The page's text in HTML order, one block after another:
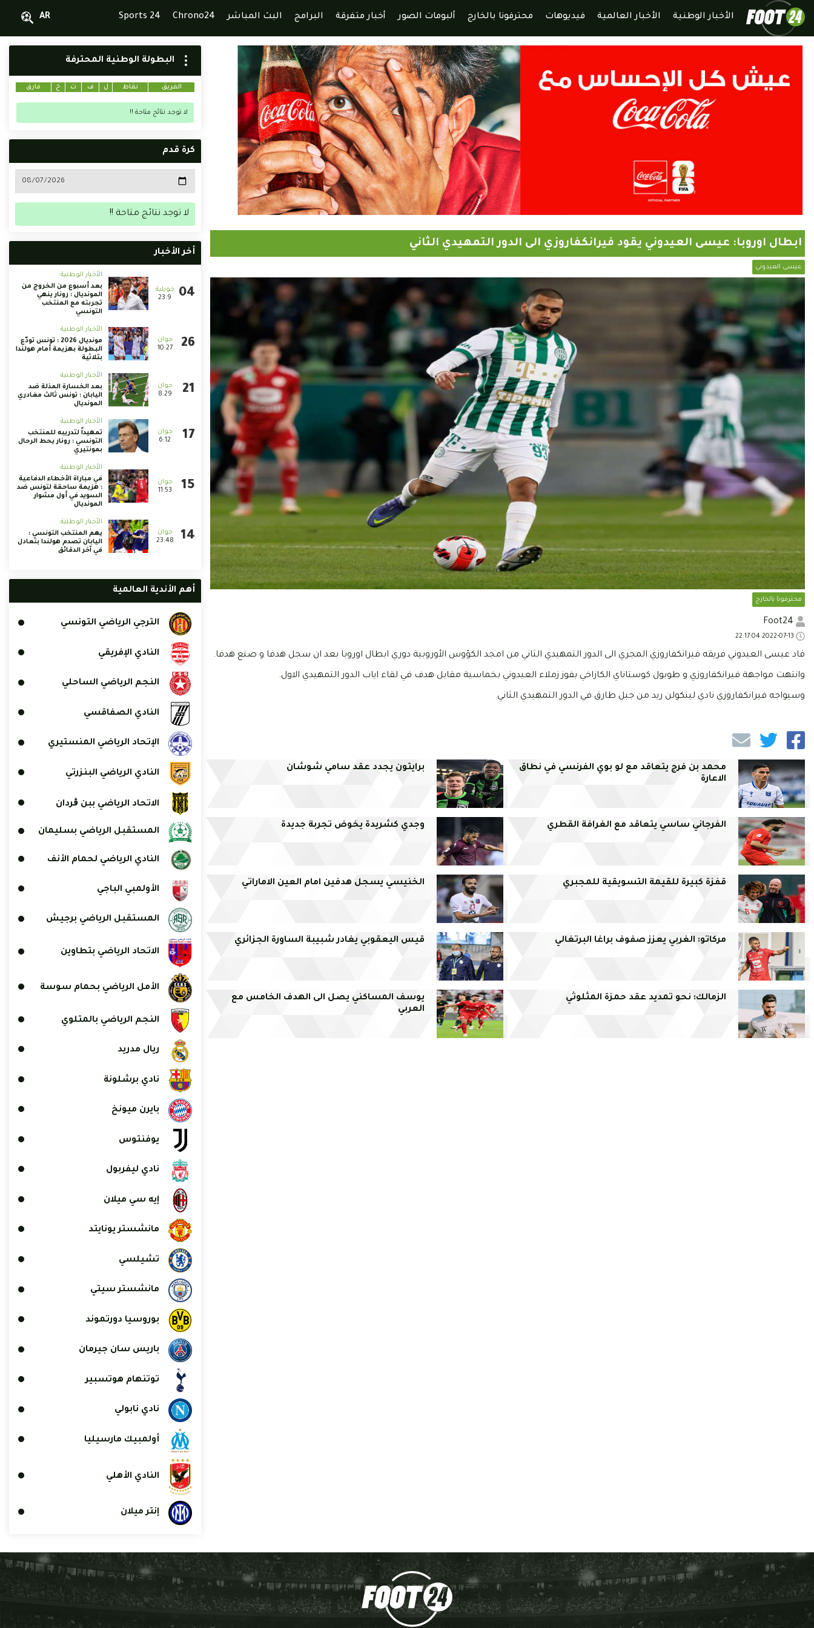
الأخبار الوطنية الأخبار العالمية فيديوهات محترفونا بالخارج ألبومات الصور أخبار متفرقة البرامج البث المباشر Chrono24
Sports 24
AR
ابطال اوروبا: عيسى العيدوني يقود فيرانكفاروزي الى الدور التمهيدي الثاني
عيسى العيدوني
محترفونا بالخارج
قاد عيسى العيدوني فريقه فيرانكفاروزي المجري الى الدور التمهيدي الثاني من امجد الكؤوس الأوروبية دوري ابطال اوروبا بعد ان سجل هدفا و صنع هدفا.
وانتهت مواجهة فيرانكفاروزي و طوبول كوستاناي الكازاخي بفوز زملاء العيدوني بخماسية مقابل هدف في لقاء اياب الدور التمهيدي الاول.
وسيواجه فيرانكفاروزي نادي لينكولن ريد من جبل طارق في الدور التمهيدي الثاني.
محمد بن فرج يتعاقد مع لو بوي الفرنسي في نطاق
الاعارة
برايتون يجدد عقد سامي شوشان
الفرجاني ساسي يتعاقد مع الغرافة القطري وجدي كشريدة يخوض تجربة جديدة
قفزة كبيرة للقيمة التسويقية للمجبري الخنيسي يسجل هدفين امام العين الاماراتي
مركاتو: الغربي يعزز صفوف براغا البرتغالي قيس اليعقوبي يغادر شبيبة الساورة الجزائري
الزمالك: نحو تمديد عقد حمزة المثلوثي
يوسف المساكني يصل الى الهدف الخامس مع
العربي
البطولة الوطنية المحترفة
الفريق نقاط ل ف ت خ فارق
لا توجد نتائج متاحة !!
كرة قدم
لا توجد نتائج متاحة !!
أخر الأخبار
23:9
الأخبار الوطنية
بعد أسبوع من الخروج من
المونديال : رونار ينهي
تجربته مع المنتخب
التونسي
10:27
الأخبار الوطنية
مونديال 2026 : تونس تودّع
البطولة بهزيمة أمام هولندا
بثلاثية
8:29
الأخبار الوطنية
بعد الخسارة المذلة ضد
اليابان : تونس ثالث مغادري
المونديال
6:12
الأخبار الوطنية
تمهيداً لتدريبه للمنتخب
التونسي : رونار يحط الرحال
بمونتيري
11:53
الأخبار الوطنية
في مباراة الأخطاء الدفاعية
: هزيمة ساحقة لتونس ضد
السويد في أول مشوار
المونديال
23:48
الأخبار الوطنية
يهم المنتخب التونسي :
اليابان تصدم هولندا بتعادل
في آخر الدقائق
أهم الأندية العالمية
الترجي الرياضي التونسي
النادي الإفريقي
النجم الرياضي الساحلي
النادي الصفاقسي
الإتحاد الرياضي المنستيري
النادي الرياضي البنزرتي
الاتحاد الرياضي ببن ڨردان
المستقبل الرياضي بسليمان
النادي الرياضي لحمام الأنف
الأولمبي الباجي
المستقبل الرياضي برجيش
الاتحاد الرياضي بتطاوين
الأمل الرياضي بحمام سوسة
النجم الرياضي بالمتلوي
ريال مدريد
نادي برشلونة
بايرن ميونخ
يوفنتوس
نادي ليفربول
إيه سي ميلان
مانشستر يونايتد
تشيلسي
مانشستر سيتي
بوروسيا دورتموند
باريس سان جيرمان
توتنهام هوتسبير
نادي نابولي
أولمبيك مارسيليا
النادي الأهلي
إنتر ميلان